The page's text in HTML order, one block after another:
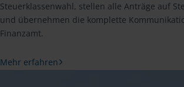
Steuerklassenwahl, stellen alle Anträge auf
und übernehmen die komplette
Finanzamt.
Mehr erfahren